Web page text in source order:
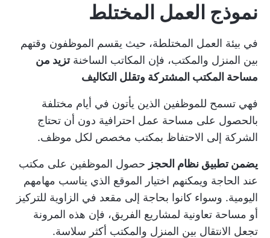
نموذج العمل المختلط
في بيئة العمل المختلطة، حيث يقسم الموظفون وقتهم
بين المنزل والمكتب، فإن المكاتب الساخنةتزيد من
مساحة المكتب المشتركة وتقلل التكاليف
فهي تسمح للموظفين الذين يأتون في أيام مختلفة
بالحصول على مساحة عمل احترافية دون أن تحتاج
الشركة إلى الاحتفاظ بمكتب مخصص لكل موظف.
يضمن تطبيق نظام الحجز حصول الموظفين على مكتب
عند الحاجة ويمكنهم اختيار الموقع الذي يناسب مهامهم
اليومية. وسواء كانوا بحاجة إلى مقعد في الزاوية للتركيز
أو مساحة تعاونية لمشاريع الفريق، فإن هذه المرونة
تجعل الانتقال بين المنزل والمكتب أكثر سلاسة.